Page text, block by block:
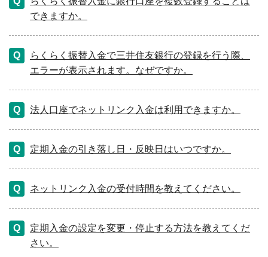
できますか。
らくらく振替入金で三井住友銀行の登録を行う際、
エラーが表示されます。なぜですか。
法人口座でネットリンク入金は利用できますか。
定期入金の引き落し日・反映日はいつですか。
ネットリンク入金の受付時間を教えてください。
定期入金の設定を変更・停止する方法を教えてくだ
さい。